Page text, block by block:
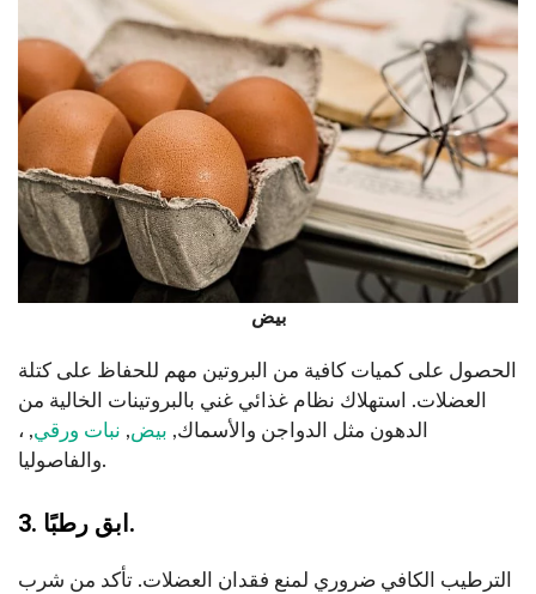
بيض
الحصول على كميات كافية من البروتين مهم للحفاظ على كتلة
العضلات. استهلاك نظام غذائي غني بالبروتينات الخالية من
الدهون مثل الدواجن والأسماك, بيض, نبات ورقي, ،
والفاصوليا.
3. ابق رطبًا.
الترطيب الكافي ضروري لمنع فقدان العضلات. تأكد من شرب